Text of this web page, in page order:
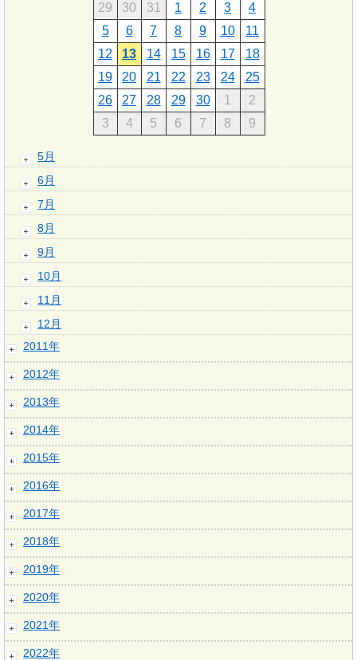
29 30 31 1 2 3
4
5
6 7 8 9 10
11
12
13 14 15 16 17
18
19
20 21 22 23 24
25
26
27 28 29 30 1
2
3
4 5 6 7 8 9
5月
6月
7月
8月
9月
10月
11月
12月
2011年
2012年
2013年
2014年
2015年
2016年
2017年
2018年
2019年
2020年
2021年
2022年